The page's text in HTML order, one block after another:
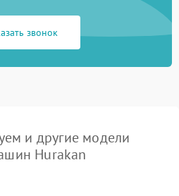
звонок
и другие модели
Hurakan